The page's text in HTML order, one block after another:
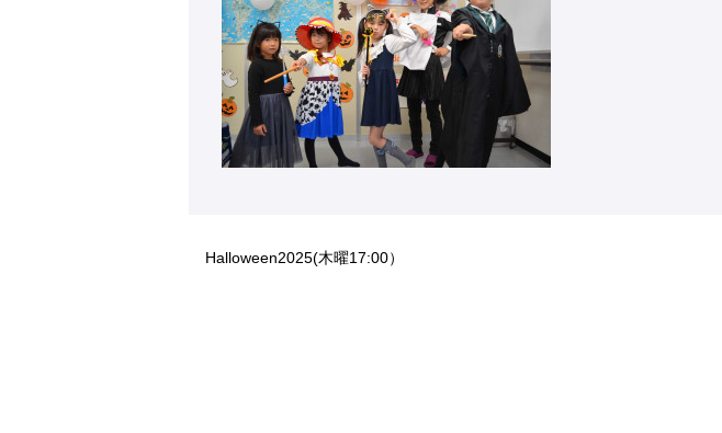
Halloween2025(木曜17:00）